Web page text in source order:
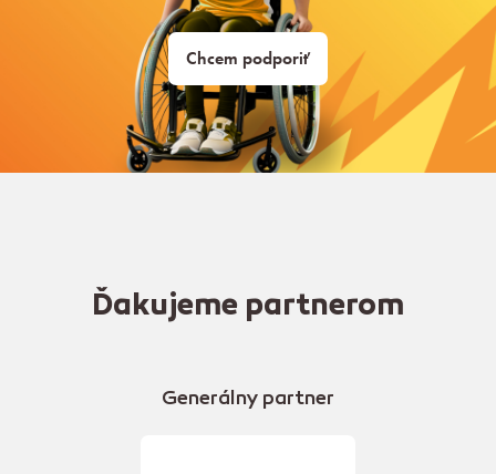
Chcem podporiť
Ďakujeme partnerom
Generálny partner